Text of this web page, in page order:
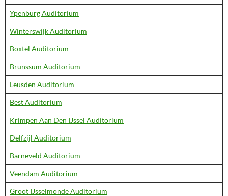
Ypenburg Auditorium
Winterswijk Auditorium
Boxtel Auditorium
Brunssum Auditorium
Leusden Auditorium
Best Auditorium
Krimpen Aan Den IJssel Auditorium
Delfzijl Auditorium
Barneveld Auditorium
Veendam Auditorium
Groot IJsselmonde Auditorium